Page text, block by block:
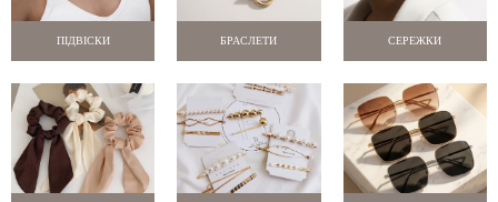
ПІДВІСКИ БРАСЛЕТИ СЕРЕЖКИ